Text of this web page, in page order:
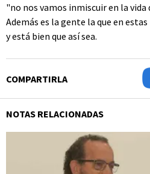
"no nos vamos inmiscuir en la
Además es la gente la que en
y está bien que así sea.
COMPARTIRLA
NOTAS RELACIONADAS